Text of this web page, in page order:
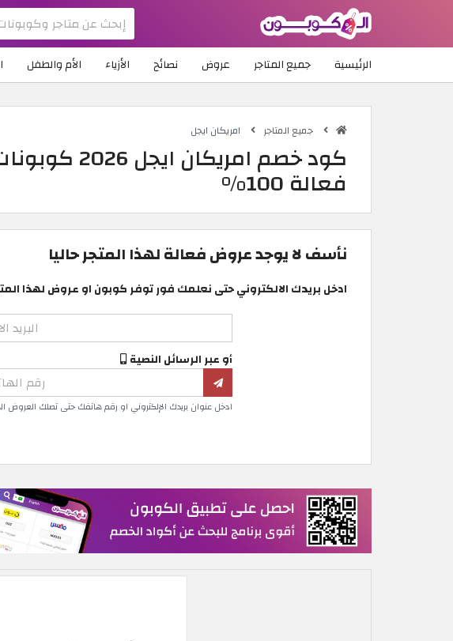
الرئيسية جميع المتاجر عروض نصائح الأزياء الأم والطفل
جميع المتاجر امريكان ايجل
فعالة 100%
نأسف لا يوجد عروض فعالة لهذا المتجر حاليا
ادخل بريدك الالكتروني حتى نعلمك فور توفر كوبون او عروض لهذا
أو عبر الرسائل النصية
ادخل عنوان بريدك الإلكتروني او رقم هاتفك حتى تصلك العروض